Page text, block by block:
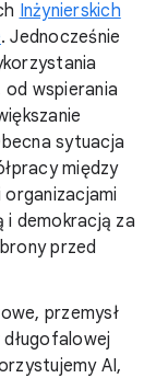
Inżynierskich
. Jednocześnie
wspierania
sytuacja
między
i demokracją za
przed
przemysł
AI,